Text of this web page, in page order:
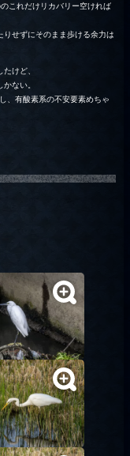
これだけリカバリー空ければ
りせずにそのまま歩ける余力は
けど、
ない。
、有酸素系の不安要素めちゃ